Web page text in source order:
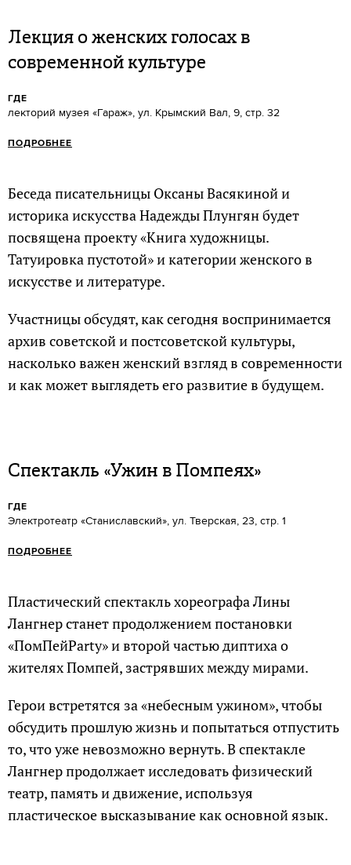
Лекция о женских голосах в
современной культуре
ГДЕ
лекторий музея «Гараж», ул. Крымский Вал, 9, стр. 32
ПОДРОБНЕЕ
Беседа писательницы Оксаны Васякиной и
историка искусства Надежды Плунгян будет
посвящена проекту «Книга художницы.
Татуировка пустотой» и категории женского в
искусстве и литературе.
Участницы обсудят, как сегодня воспринимается
архив советской и постсоветской культуры,
насколько важен женский взгляд в современности
и как может выглядеть его развитие в будущем.
Спектакль «Ужин в Помпеях»
ГДЕ
Электротеатр «Станиславский», ул. Тверская, 23, стр. 1
ПОДРОБНЕЕ
Пластический спектакль хореографа Лины
Лангнер станет продолжением постановки
«ПомПейParty» и второй частью диптиха о
жителях Помпей, застрявших между мирами.
Герои встретятся за «небесным ужином», чтобы
обсудить прошлую жизнь и попытаться отпустить
то, что уже невозможно вернуть. В спектакле
Лангнер продолжает исследовать физический
театр, память и движение, используя
пластическое высказывание как основной язык.